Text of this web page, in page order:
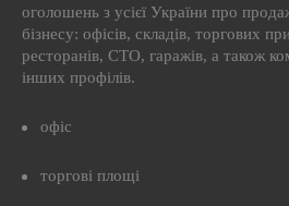
оголошень з усієї України про
бізнесу: офісів, складів, торгових
ресторанів, СТО, гаражів, а також
інших профілів.
офіс
торгові площі